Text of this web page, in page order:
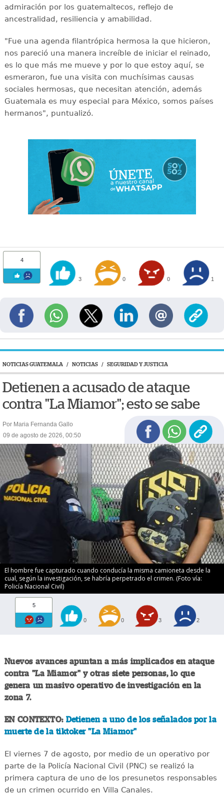
admiración por los guatemaltecos, reflejo de
ancestralidad, resiliencia y amabilidad.
"Fue una agenda filantrópica hermosa la que hicieron,
nos pareció una manera increíble de iniciar el reinado,
es lo que más me mueve y por lo que estoy aquí, se
esmeraron, fue una visita con muchísimas causas
sociales hermosas, que necesitan atención, además
Guatemala es muy especial para México, somos países
hermanos", puntualizó.
4
3 0 0 1
NOTICIAS GUATEMALA / NOTICIAS / SEGURIDAD Y JUSTICIA
Detienen a acusado de ataque
contra "La Miamor"; esto se sabe
Por Maria Fernanda Gallo
09 de agosto de 2026, 00:50
El hombre fue capturado cuando conducía la misma camioneta desde la
cual, según la investigación, se habría perpetrado el crimen. (Foto vía:
Policía Nacional Civil)
5
0 0 3 2
Nuevos avances apuntan a más implicados en ataque
contra "La Miamor" y otras siete personas, lo que
genera un masivo operativo de investigación en la
zona 7.
EN CONTEXTO: Detienen a uno de los señalados por la
muerte de la tiktoker "La Miamor"
El viernes 7 de agosto, por medio de un operativo por
parte de la Policía Nacional Civil (PNC) se realizó la
primera captura de uno de los presunetos responsables
de un crimen ocurrido en Villa Canales.